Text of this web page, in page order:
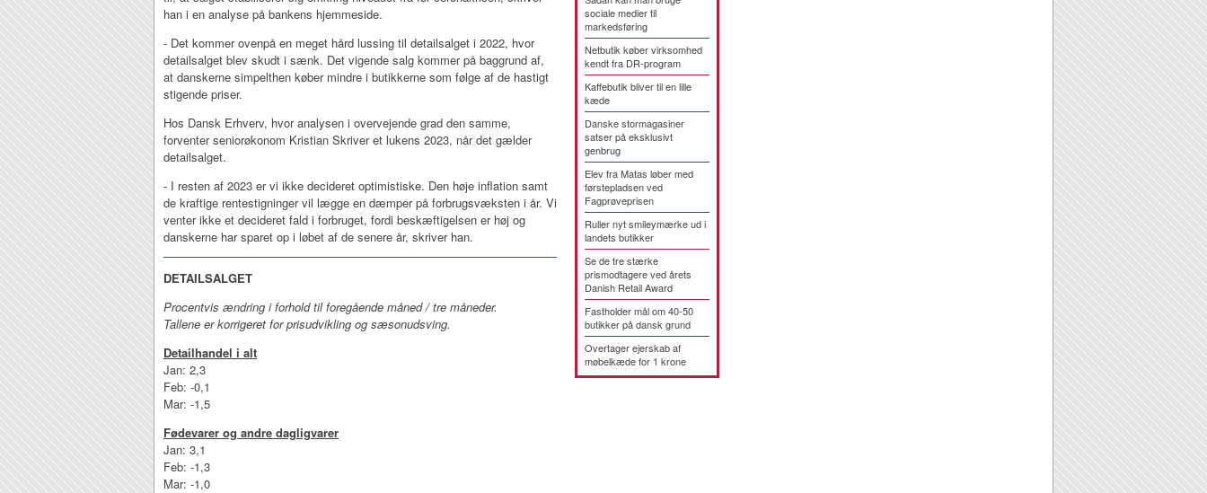
han i en analyse på bankens hjemmeside.
- Det kommer ovenpå en meget hård lussing til detailsalget i 2022, hvor
detailsalget blev skudt i sænk. Det vigende salg kommer på baggrund af,
at danskerne simpelthen køber mindre i butikkerne som følge af de hastigt
stigende priser.
Hos Dansk Erhverv, hvor analysen i overvejende grad den samme,
forventer seniorøkonom Kristian Skriver et lukens 2023, når det gælder
detailsalget.
- I resten af 2023 er vi ikke decideret optimistiske. Den høje inflation samt
de kraftige rentestigninger vil lægge en dæmper på forbrugsvæksten i år. Vi
venter ikke et decideret fald i forbruget, fordi beskæftigelsen er høj og
danskerne har sparet op i løbet af de senere år, skriver han.
DETAILSALGET
Procentvis ændring i forhold til foregående måned / tre måneder.
Tallene er korrigeret for prisudvikling og sæsonudsving.
Detailhandel i alt
Jan: 2,3
Feb: -0,1
Mar: -1,5
Fødevarer og andre dagligvarer
Jan: 3,1
Feb: -1,3
Mar: -1,0
sociale medier til
markedsføring
Netbutik køber virksomhed
kendt fra DR-program
Kaffebutik bliver til en lille
kæde
Danske stormagasiner
satser på eksklusivt
genbrug
Elev fra Matas løber med
førstepladsen ved
Fagprøveprisen
Ruller nyt smileymærke ud i
landets butikker
Se de tre stærke
prismodtagere ved årets
Danish Retail Award
Fastholder mål om 40-50
butikker på dansk grund
Overtager ejerskab af
møbelkæde for 1 krone